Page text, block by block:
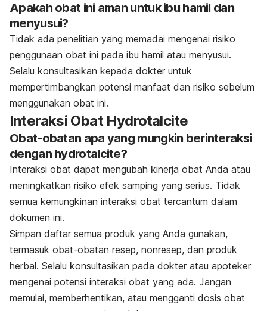
Apakah obat ini aman untuk ibu hamil dan
menyusui?
Tidak ada penelitian yang memadai mengenai risiko
penggunaan obat ini pada ibu hamil atau menyusui.
Selalu konsultasikan kepada dokter untuk
mempertimbangkan potensi manfaat dan risiko sebelum
menggunakan obat ini.
Interaksi Obat Hydrotalcite
Obat-obatan apa yang mungkin berinteraksi
dengan hydrotalcite?
Interaksi obat dapat mengubah kinerja obat Anda atau
meningkatkan risiko efek samping yang serius. Tidak
semua kemungkinan interaksi obat tercantum dalam
dokumen ini.
Simpan daftar semua produk yang Anda gunakan,
termasuk obat-obatan resep, nonresep, dan produk
herbal. Selalu konsultasikan pada dokter atau apoteker
mengenai potensi interaksi obat yang ada. Jangan
memulai, memberhentikan, atau mengganti dosis obat